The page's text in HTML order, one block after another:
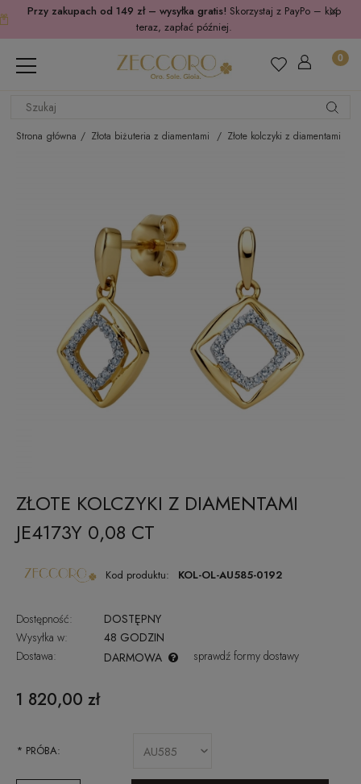
Przy zakupach od 149 zł – wysyłka gratis! Skorzystaj z PayPo – kup
teraz, zapłać później.
Strona główna Złota biżuteria z diamentami Złote kolczyki z diamentami
ZŁOTE KOLCZYKI Z DIAMENTAMI
JE4173Y 0,08 CT
Kod produktu: KOL-OL-AU585-0192
Dostępność:
DOSTĘPNY
Wysyłka w:
48 GODZIN
Dostawa:
DARMOWA sprawdź formy dostawy
1 820,00 zł
* PRÓBA: